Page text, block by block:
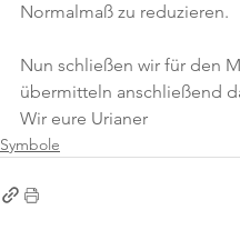
Normalmaß zu reduzieren.
Nun schließen wir für den
übermitteln anschließend
Wir eure Urianer
Symbole